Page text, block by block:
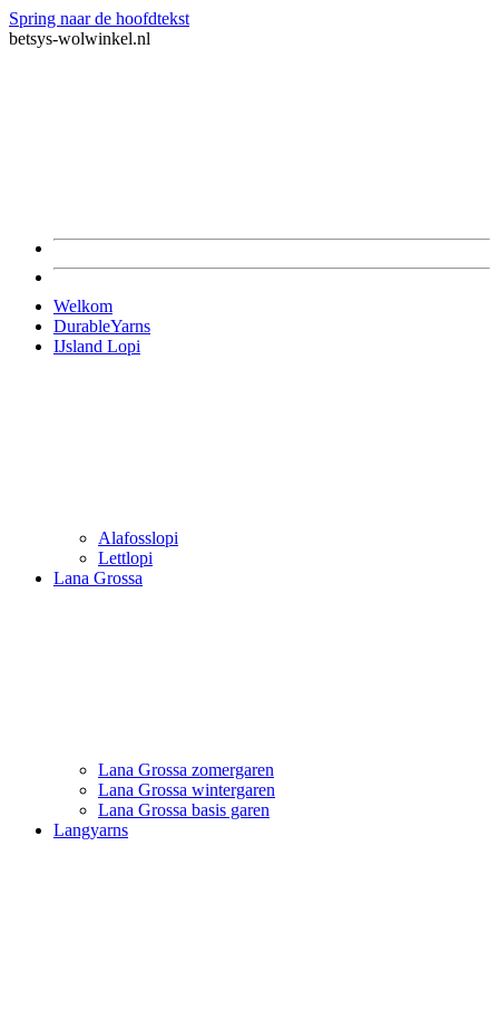
Spring naar de hoofdtekst
betsys-wolwinkel.nl
Welkom
DurableYarns
IJsland Lopi
Alafosslopi
Lettlopi
Lana Grossa
Lana Grossa zomergaren
Lana Grossa wintergaren
Lana Grossa basis garen
Langyarns